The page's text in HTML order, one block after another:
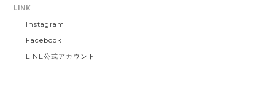
LINK
Instagram
Facebook
LINE公式アカウント